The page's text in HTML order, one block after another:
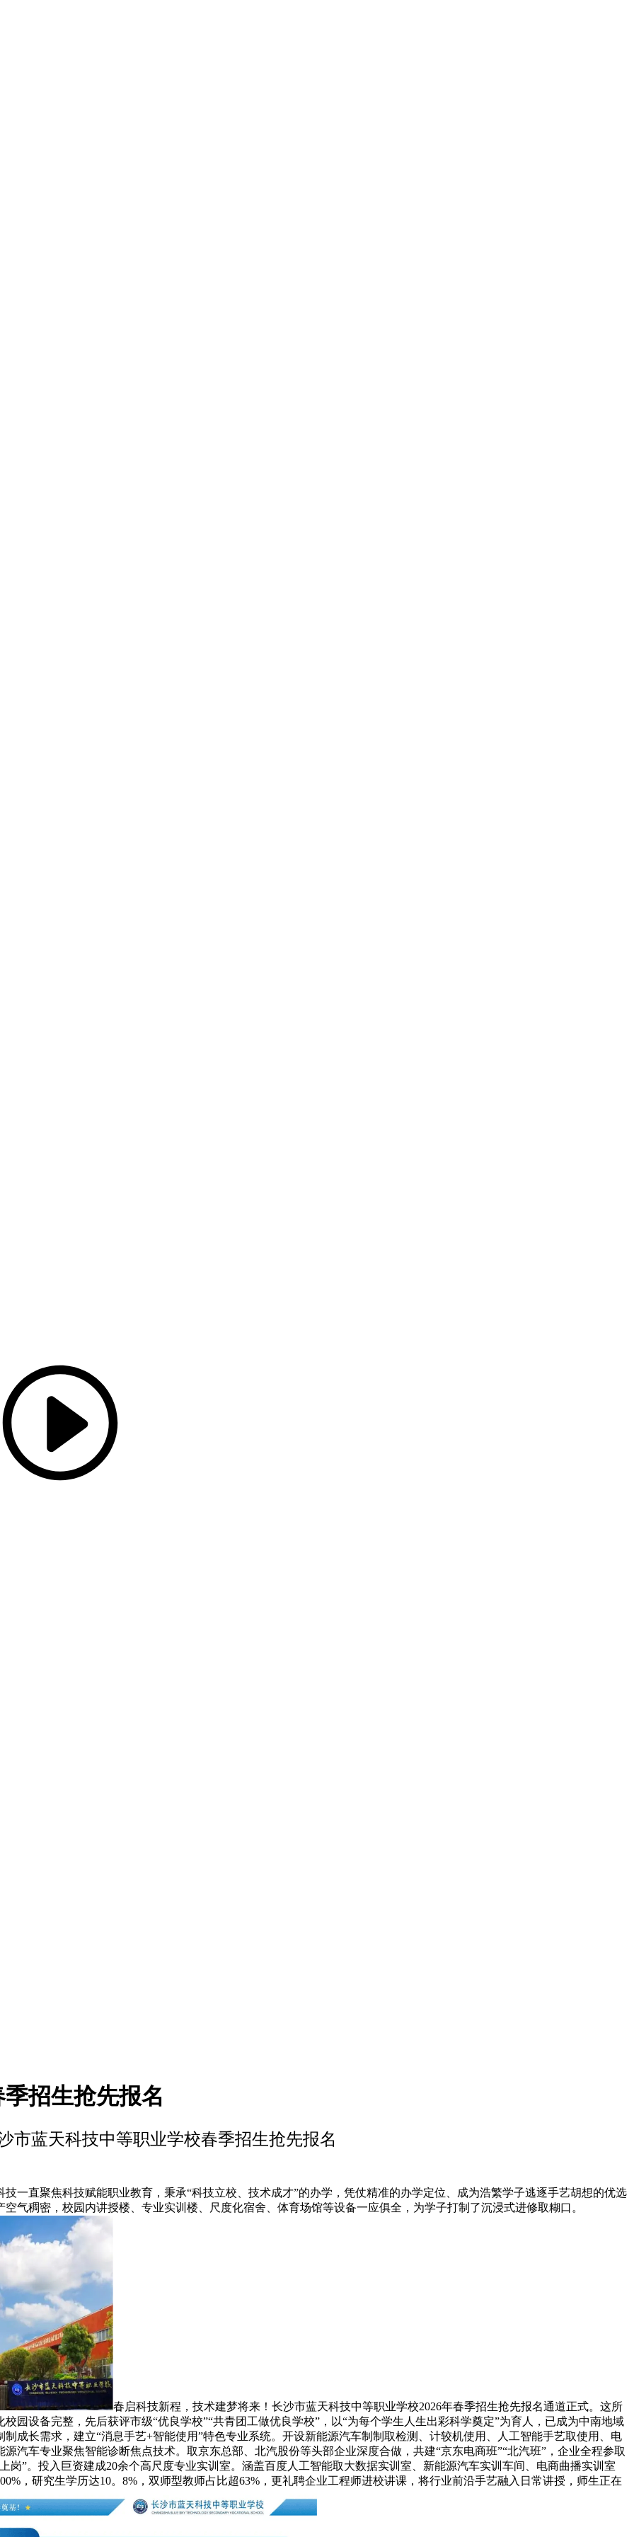
招生抢先报名
市蓝天科技中等职业学校春季招生抢先报名
直聚焦科技赋能职业教育，秉承“科技立校、技术成才”的办学，凭仗精准的办学定位、成为浩繁学子逃逐手艺胡想的优选
气稠密，校园内讲授楼、专业实训楼、尺度化宿舍、体育场馆等设备一应俱全，为学子打制了沉浸式进修取糊口。
春启科技新程，技术建梦将来！长沙市蓝天科技中等职业学校2026年春季招生抢先报名通道正式。这所
园设备完整，先后获评市级“优良学校”“共青团工做优良学校”，以“为每个学生人生出彩科学奠定”为育人，已成为中南地域
成长需求，建立“消息手艺+智能使用”特色专业系统。开设新能源汽车制制取检测、计较机使用、人工智能手艺取使用、电
汽车专业聚焦智能诊断焦点技术。取京东总部、北汽股份等头部企业深度合做，共建“京东电商班”“北汽班”，企业全程参取
岗”。投入巨资建成20余个高尺度专业实训室。涵盖百度人工智能取大数据实训室、新能源汽车实训车间、电商曲播实训室
，研究生学历达10。8%，双师型教师占比超63%，更礼聘企业工程师进校讲课，将行业前沿手艺融入日常讲授，师生正在